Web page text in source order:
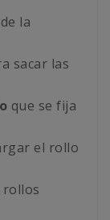
la
sacar las
que se fija
el rollo
rollos